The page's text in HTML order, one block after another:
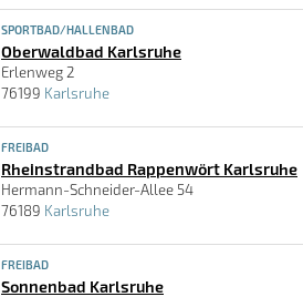
SPORTBAD/HALLENBAD
Oberwaldbad Karlsruhe
Erlenweg 2
76199 Karlsruhe
FREIBAD
Rheinstrandbad Rappenwört Karlsruhe
Hermann-Schneider-Allee 54
76189 Karlsruhe
FREIBAD
Sonnenbad Karlsruhe